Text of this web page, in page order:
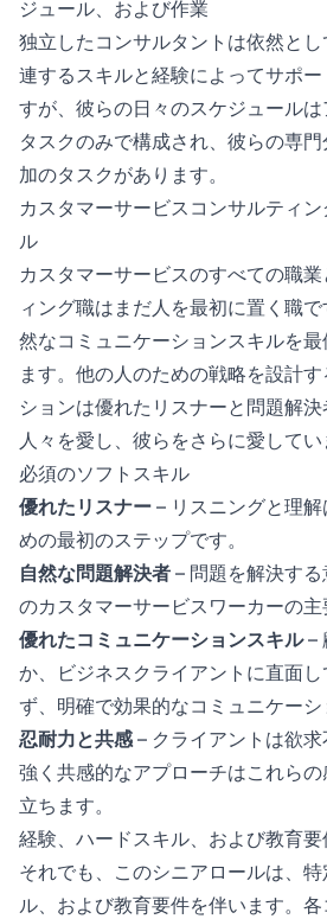
ジュール、および作業
独立したコンサルタントは依然と
連するスキルと経験によってサポ
すが、彼らの日々のスケジュール
タスクのみで構成され、彼らの専
加のタスクがあります。
カスタマーサービスコンサルティ
ル
カスタマーサービスのすべての職
ィング職はまだ人を最初に置く職
然なコミュニケーションスキルを
ます。他の人のための戦略を設計
ションは優れたリスナーと問題解決
人々を愛し、彼らをさらに愛してい
必須のソフトスキル
優れたリスナー – リスニングと理
めの最初のステップです。
自然な問題解決者 – 問題を解決す
のカスタマーサービスワーカーの主
優れたコミュニケーションスキル–
か、ビジネスクライアントに直面
ず、明確で効果的なコミュニケーシ
忍耐力と共感– クライアントは欲
強く共感的なアプローチはこれら
立ちます。
経験、ハードスキル、および教育要
それでも、このシニアロールは、
ル、および教育要件を伴います。